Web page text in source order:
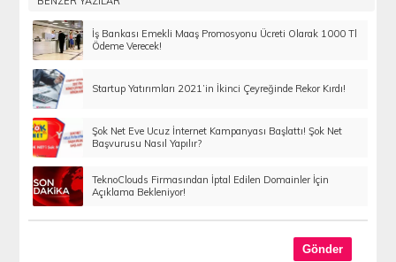
İş Bankası Emekli Maaş Promosyonu Ücreti Olarak 1000 Tl
Ödeme Verecek!
Startup Yatırımları 2021’in İkinci Çeyreğinde Rekor Kırdı!
Şok Net Eve Ucuz İnternet Kampanyası Başlattı! Şok Net
Başvurusu Nasıl Yapılır?
TeknoClouds Firmasından İptal Edilen Domainler İçin
Açıklama Bekleniyor!